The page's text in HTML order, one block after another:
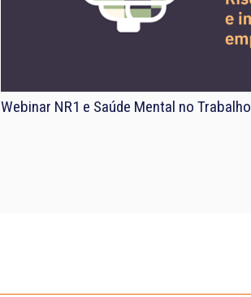
Webinar NR1 e Saúde Mental no Trabalho